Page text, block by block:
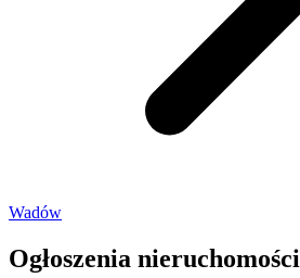
Wadów
Ogłoszenia nieruchomości